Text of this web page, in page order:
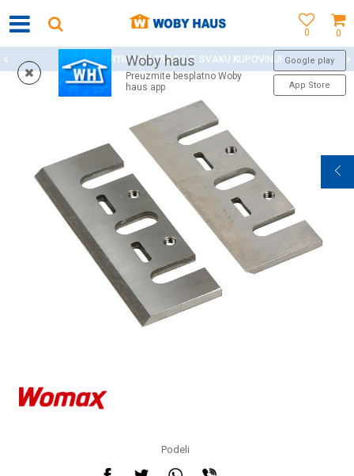
0
0
Woby haus
Preuzmite besplatno Woby
haus app
Google play
App Store
WOBY KARTICA NAGRAĐUJE SVAKU KUPOVINU!
Podeli